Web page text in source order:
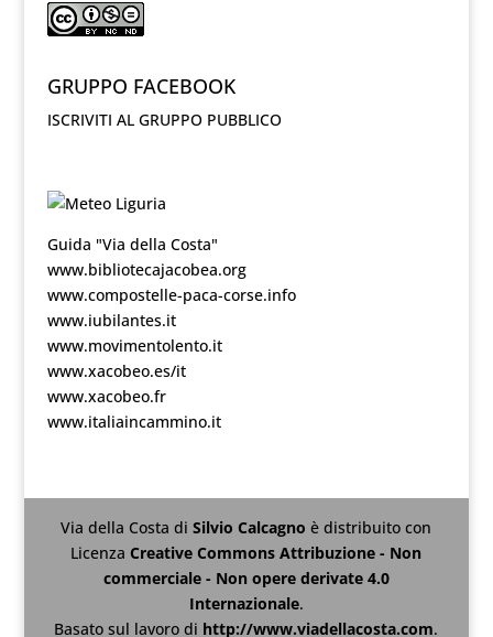
GRUPPO FACEBOOK
ISCRIVITI AL GRUPPO PUBBLICO
Guida "Via della Costa"
www.bibliotecajacobea.org
www.compostelle-paca-corse.info
www.iubilantes.it
www.movimentolento.it
www.xacobeo.es/it
www.xacobeo.fr
www.italiaincammino.it
Via della Costa diSilvio Calcagnoè distribuito con
LicenzaCreative Commons Attribuzione - Non
commerciale - Non opere derivate 4.0
Internazionale.
Basato sul lavoro di http://www.viadellacosta.com.